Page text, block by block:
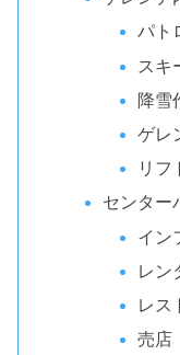
パト
スキ
降雪
ゲレ
リフ
センター
イン
レン
レス
売店